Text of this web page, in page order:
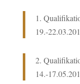
1.
19.-
2.
14.-